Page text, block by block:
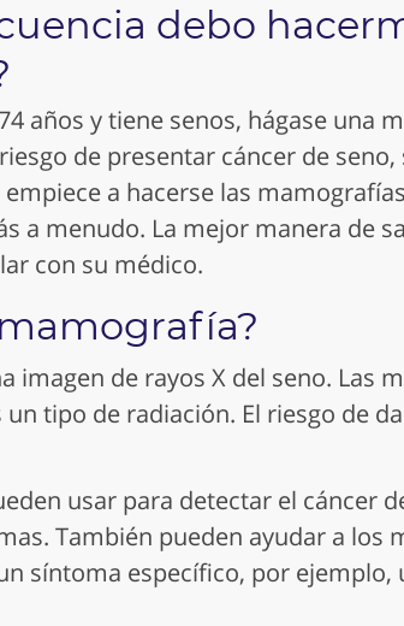
debo
años y tiene senos, hágase una
de presentar cáncer de seno,
a hacerse las
a menudo. La mejor manera de
con su médico.
imagen de rayos X del seno. Las
un tipo de radiación. El riesgo de
usar para detectar el cáncer
También pueden ayudar a los
síntoma específico, por